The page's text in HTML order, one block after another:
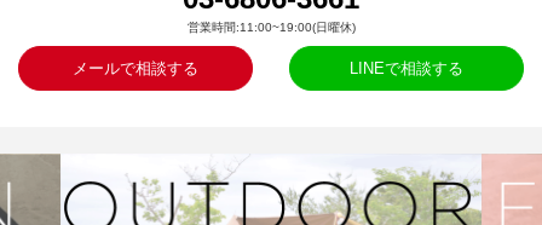
営業時間:11:00~19:00(日曜休)
メールで相談する LINEで相談する